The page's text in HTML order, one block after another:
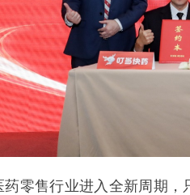
药零售行业进入全新周期